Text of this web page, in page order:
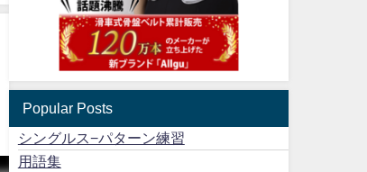
Popular Posts
シングルス−パターン練習
用語集